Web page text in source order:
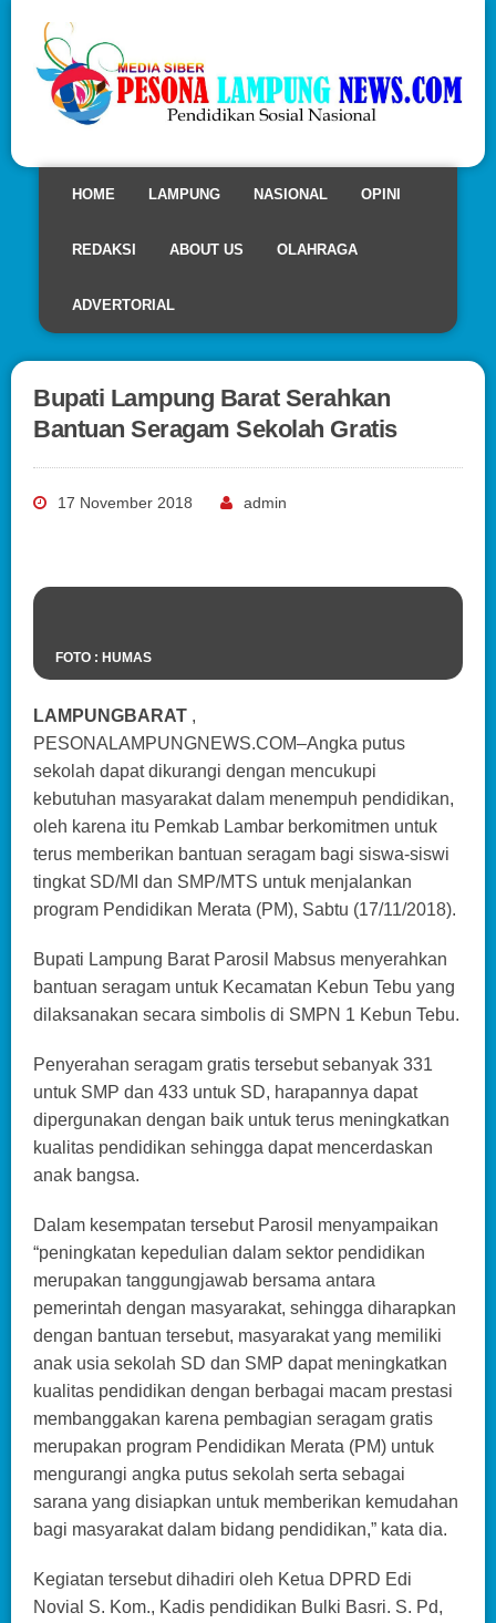
HOME LAMPUNG NASIONAL OPINI
REDAKSI ABOUT US OLAHRAGA
ADVERTORIAL
Bupati Lampung Barat Serahkan
Bantuan Seragam Sekolah Gratis
17 November 2018 admin
FOTO : HUMAS
LAMPUNGBARAT ,
PESONALAMPUNGNEWS.COM–Angka putus
sekolah dapat dikurangi dengan mencukupi
kebutuhan masyarakat dalam menempuh pendidikan,
oleh karena itu Pemkab Lambar berkomitmen untuk
terus memberikan bantuan seragam bagi siswa-siswi
tingkat SD/MI dan SMP/MTS untuk menjalankan
program Pendidikan Merata (PM), Sabtu (17/11/2018).
Bupati Lampung Barat Parosil Mabsus menyerahkan
bantuan seragam untuk Kecamatan Kebun Tebu yang
dilaksanakan secara simbolis di SMPN 1 Kebun Tebu.
Penyerahan seragam gratis tersebut sebanyak 331
untuk SMP dan 433 untuk SD, harapannya dapat
dipergunakan dengan baik untuk terus meningkatkan
kualitas pendidikan sehingga dapat mencerdaskan
anak bangsa.
Dalam kesempatan tersebut Parosil menyampaikan
“peningkatan kepedulian dalam sektor pendidikan
merupakan tanggungjawab bersama antara
pemerintah dengan masyarakat, sehingga diharapkan
dengan bantuan tersebut, masyarakat yang memiliki
anak usia sekolah SD dan SMP dapat meningkatkan
kualitas pendidikan dengan berbagai macam prestasi
membanggakan karena pembagian seragam gratis
merupakan program Pendidikan Merata (PM) untuk
mengurangi angka putus sekolah serta sebagai
sarana yang disiapkan untuk memberikan kemudahan
bagi masyarakat dalam bidang pendidikan,” kata dia.
Kegiatan tersebut dihadiri oleh Ketua DPRD Edi
Novial S. Kom., Kadis pendidikan Bulki Basri. S. Pd,